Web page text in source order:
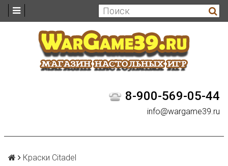
8-900-569-05-44
info@wargame39.ru
Краски Citadel